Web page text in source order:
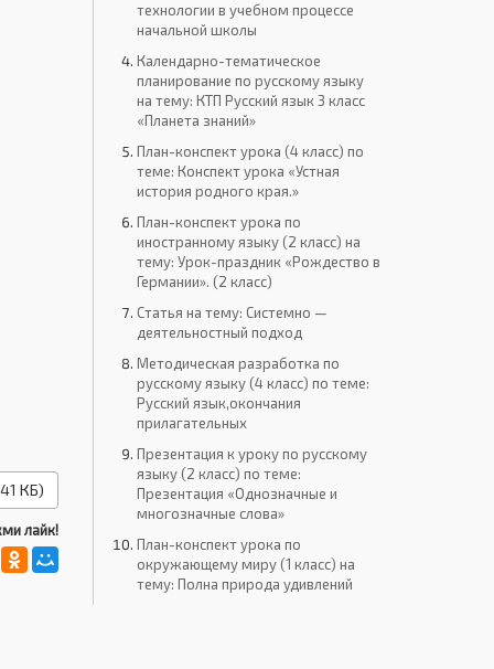
КБ)
лайк!
технологии в учебном процессе
начальной школы
Календарно-тематическое
планирование по русскому языку
на тему: КТП Русский язык 3 класс
«Планета знаний»
План-конспект урока (4 класс) по
теме: Конспект урока «Устная
история родного края.»
План-конспект урока по
иностранному языку (2 класс) на
тему: Урок-праздник «Рождество в
Германии». (2 класс)
Статья на тему: Системно —
деятельностный подход
Методическая разработка по
русскому языку (4 класс) по теме:
Русский язык,окончания
прилагательных
Презентация к уроку по русскому
языку (2 класс) по теме:
Презентация «Однозначные и
многозначные слова»
План-конспект урока по
окружающему миру (1 класс) на
тему: Полна природа удивлений